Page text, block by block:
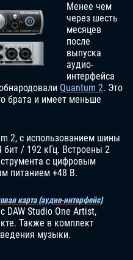
Менее чем
через шесть
месяцев
после
выпуска
аудио-
интерфейса
Quantum 2. Это
брата и имеет меньше
2, с использованием шины
/ 192 кГц. Встроены 2
с цифровым
питанием +48 В.
карта (аудио-интерфейс)
DAW Studio One Artist,
Также в комплект
музыки.